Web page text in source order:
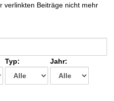
verlinkten Beiträge nicht mehr
Typ: Jahr: